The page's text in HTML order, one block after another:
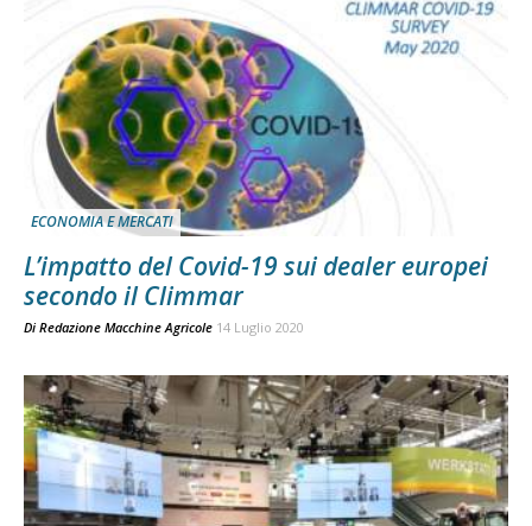
ECONOMIA E MERCATI
L’impatto del Covid-19 sui dealer europei
secondo il Climmar
Di Redazione Macchine Agricole 14 Luglio 2020